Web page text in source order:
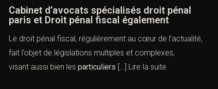
Cabinet d’avocats spécialisés droit pénal
paris et Droit pénal fiscal également
Le droit pénal fiscal, régulièrement au cœur de l’actualité,
fait l’objet de législations multiples et complexes,
visant aussi bien les particuliers […] Lire la suite